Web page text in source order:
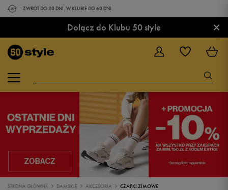
ZWROT DO 30 DNI. W KLUBIE DO 60 DNI.
Dołącz do Klubu 50 style ×
STRONA GŁÓWNA DAMSKIE AKCESORIA CZAPKI ZIMOWE